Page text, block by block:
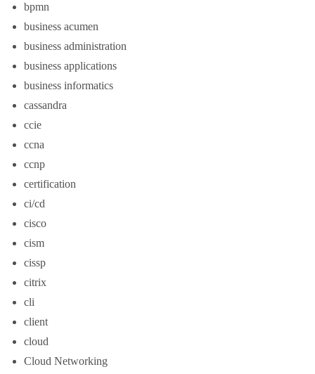
bpmn
business acumen
business administration
business applications
business informatics
cassandra
ccie
ccna
ccnp
certification
ci/cd
cisco
cism
cissp
citrix
cli
client
cloud
Cloud Networking